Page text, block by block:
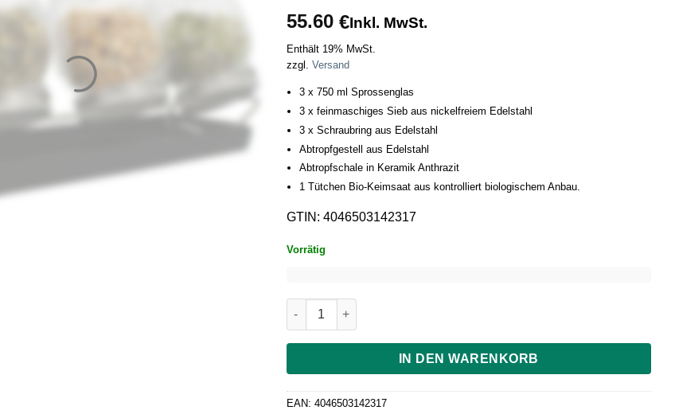
55.60 €Inkl. MwSt.
Enthält 19% MwSt.
zzgl. Versand
3 x 750 ml Sprossenglas
3 x feinmaschiges Sieb aus nickelfreiem Edelstahl
3 x Schraubring aus Edelstahl
Abtropfgestell aus Edelstahl
Abtropfschale in Keramik Anthrazit
1 Tütchen Bio-Keimsaat aus kontrolliert biologischem Anbau.
GTIN: 4046503142317
Vorrätig
Eschenfelder 3er-Sprossen-System 750 ml Glas, Anthrazit,
IN DEN WARENKORB
EAN: 4046503142317